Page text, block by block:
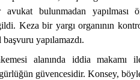
avukat bulunmadan yapılması
Keza bir yargı organının
yapılamazdı.
alanında iddia makamı
güvencesidir. Konsey,